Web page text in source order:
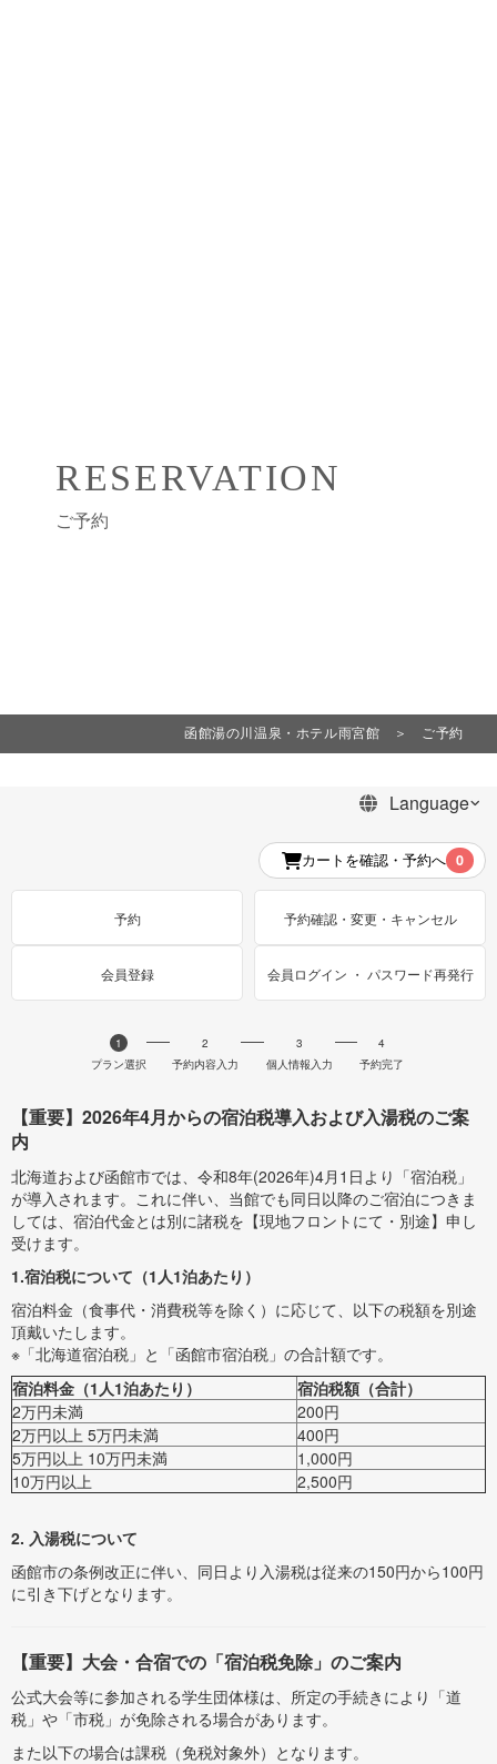
RESERVATION
ご予約
函館湯の川温泉・ホテル雨宮館 ＞ ご予約
カートを確認・予約へ 0
予約 予約確認・変更・キャンセル
会員登録 会員ログイン ・ パスワード再発行
1
プラン選択
2
予約内容入力
3
個人情報入力
4
予約完了
【重要】2026年4月からの宿泊税導入および入湯税のご案
内
北海道および函館市では、令和8年(2026年)4月1日より「宿泊税」
が導入されます。これに伴い、当館でも同日以降のご宿泊につきま
しては、宿泊代金とは別に諸税を【現地フロントにて・別途】申し
受けます。
1.宿泊税について（1人1泊あたり）
宿泊料金（食事代・消費税等を除く）に応じて、以下の税額を別途
頂戴いたします。
※「北海道宿泊税」と「函館市宿泊税」の合計額です。
宿泊料金（1人1泊あたり）
宿泊税額（合計）
2万円未満
200円
2万円以上 5万円未満
400円
5万円以上 10万円未満
1,000円
10万円以上
2,500円
2. 入湯税について
函館市の条例改正に伴い、同日より入湯税は従来の150円から100円
に引き下げとなります。
【重要】大会・合宿での「宿泊税免除」のご案内
公式大会等に参加される学生団体様は、所定の手続きにより「道
税」や「市税」が免除される場合があります。
また以下の場合は課税（免税対象外）となります。